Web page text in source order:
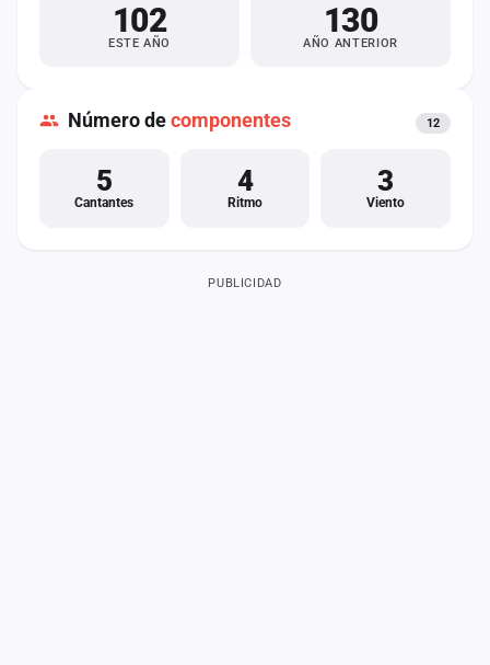
102
ESTE AÑO
130
AÑO ANTERIOR
Número decomponentes 12
5
Cantantes
4
Ritmo
3
Viento
PUBLICIDAD